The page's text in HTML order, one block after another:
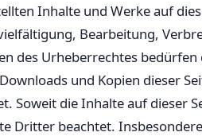
Inhalte und Werke auf
Bearbeitung,
des Urheberrechtes
und Kopien dieser
Soweit die Inhalte auf dieser
Dritter beachtet.